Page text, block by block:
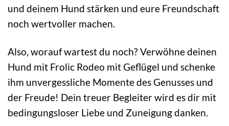
und deinem Hund stärken und eure Freundschaft
noch wertvoller machen.
Also, worauf wartest du noch? Verwöhne deinen
Hund mit Frolic Rodeo mit Geflügel und schenke
ihm unvergessliche Momente des Genusses und
der Freude! Dein treuer Begleiter wird es dir mit
bedingungsloser Liebe und Zuneigung danken.